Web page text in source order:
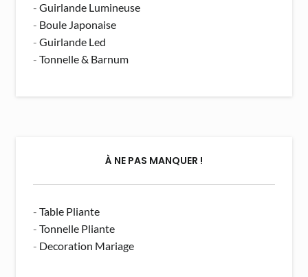
-Guirlande Lumineuse
- Boule Japonaise
-Guirlande Led
-Tonnelle & Barnum
À NE PAS MANQUER !
-Table Pliante
-Tonnelle Pliante
- Decoration Mariage